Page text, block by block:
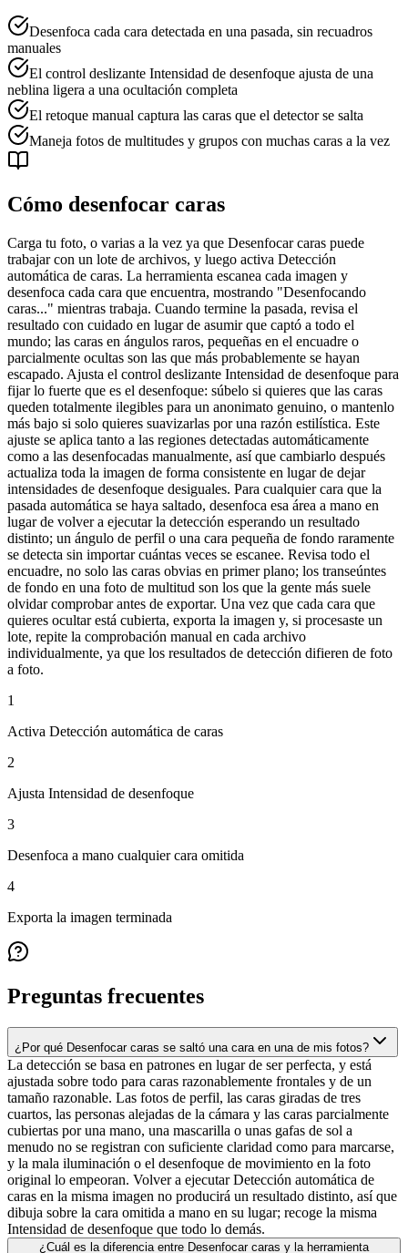
Desenfoca cada cara detectada en una pasada, sin recuadros
manuales
El control deslizante Intensidad de desenfoque ajusta de una
neblina ligera a una ocultación completa
El retoque manual captura las caras que el detector se salta
Maneja fotos de multitudes y grupos con muchas caras a la vez
Cómo desenfocar caras
Carga tu foto, o varias a la vez ya que Desenfocar caras puede
trabajar con un lote de archivos, y luego activa Detección
automática de caras. La herramienta escanea cada imagen y
desenfoca cada cara que encuentra, mostrando "Desenfocando
caras..." mientras trabaja. Cuando termine la pasada, revisa el
resultado con cuidado en lugar de asumir que captó a todo el
mundo; las caras en ángulos raros, pequeñas en el encuadre o
parcialmente ocultas son las que más probablemente se hayan
escapado. Ajusta el control deslizante Intensidad de desenfoque para
fijar lo fuerte que es el desenfoque: súbelo si quieres que las caras
queden totalmente ilegibles para un anonimato genuino, o mantenlo
más bajo si solo quieres suavizarlas por una razón estilística. Este
ajuste se aplica tanto a las regiones detectadas automáticamente
como a las desenfocadas manualmente, así que cambiarlo después
actualiza toda la imagen de forma consistente en lugar de dejar
intensidades de desenfoque desiguales. Para cualquier cara que la
pasada automática se haya saltado, desenfoca esa área a mano en
lugar de volver a ejecutar la detección esperando un resultado
distinto; un ángulo de perfil o una cara pequeña de fondo raramente
se detecta sin importar cuántas veces se escanee. Revisa todo el
encuadre, no solo las caras obvias en primer plano; los transeúntes
de fondo en una foto de multitud son los que la gente más suele
olvidar comprobar antes de exportar. Una vez que cada cara que
quieres ocultar está cubierta, exporta la imagen y, si procesaste un
lote, repite la comprobación manual en cada archivo
individualmente, ya que los resultados de detección difieren de foto
a foto.
1
Activa Detección automática de caras
2
Ajusta Intensidad de desenfoque
3
Desenfoca a mano cualquier cara omitida
4
Exporta la imagen terminada
Preguntas frecuentes
¿Por qué Desenfocar caras se saltó una cara en una de mis fotos?
La detección se basa en patrones en lugar de ser perfecta, y está
ajustada sobre todo para caras razonablemente frontales y de un
tamaño razonable. Las fotos de perfil, las caras giradas de tres
cuartos, las personas alejadas de la cámara y las caras parcialmente
cubiertas por una mano, una mascarilla o unas gafas de sol a
menudo no se registran con suficiente claridad como para marcarse,
y la mala iluminación o el desenfoque de movimiento en la foto
original lo empeoran. Volver a ejecutar Detección automática de
caras en la misma imagen no producirá un resultado distinto, así que
dibuja sobre la cara omitida a mano en su lugar; recoge la misma
Intensidad de desenfoque que todo lo demás.
¿Cuál es la diferencia entre Desenfocar caras y la herramienta